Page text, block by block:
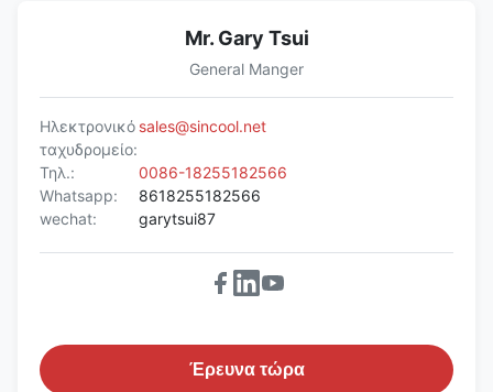
Mr. Gary Tsui
General Manger
Ηλεκτρονικό
ταχυδρομείο:
sales@sincool.net
Τηλ.:
0086-18255182566
Whatsapp:
8618255182566
wechat:
garytsui87
Έρευνα τώρα